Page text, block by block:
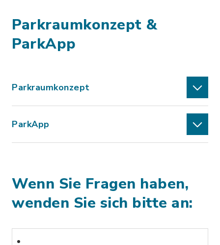
Parkraumkonzept &
ParkApp
Parkraumkonzept
ParkApp
Wenn Sie Fragen haben,
wenden Sie sich bitte an: